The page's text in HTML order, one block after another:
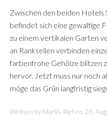
Zwischen den beiden Hotels
befindet sich eine gewaltige
zu einem vertikalen Garten
an Rankseilen verbinden
farbenfrohe Gehölze blitzen
hervor. Jetzt muss nur noch
möge das Grün langfristig
Written by Marlis Rief on 26.